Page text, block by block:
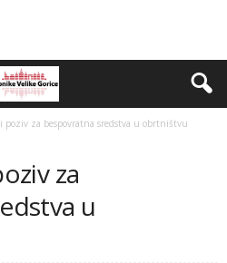
poziv za bespovratna sredstva u obrtništvu
za
u